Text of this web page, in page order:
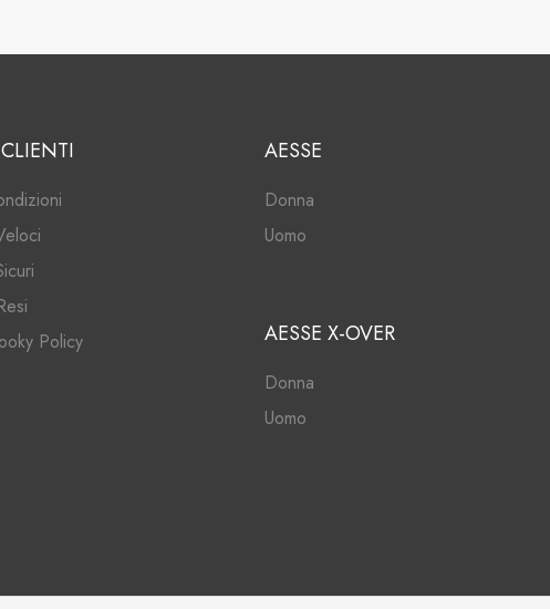
Policy
AESSE
Donna
Uomo
AESSE X-OVER
Donna
Uomo